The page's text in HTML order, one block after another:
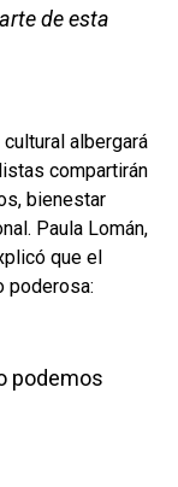
de esta
albergará
compartirán
bienestar
Paula Lomán,
que el
poderosa:
podemos